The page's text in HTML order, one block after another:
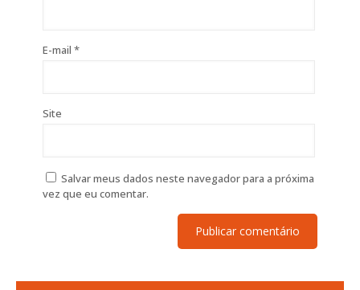
E-mail *
Site
Salvar meus dados neste navegador para a próxima
vez que eu comentar.